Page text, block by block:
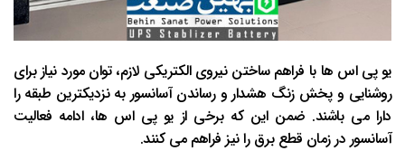
یو پی اس ها با فراهم ساختن نیروی الکتریکی لازم، توان مورد نیاز برای
روشنایی و پخش زنگ هشدار و رساندن آسانسور به نزدیکترین طبقه را
دارا می باشند. ضمن این که برخی از یو پی اس ها، ادامه فعالیت
آسانسور در زمان قطع برق را نیز فراهم می کنند.